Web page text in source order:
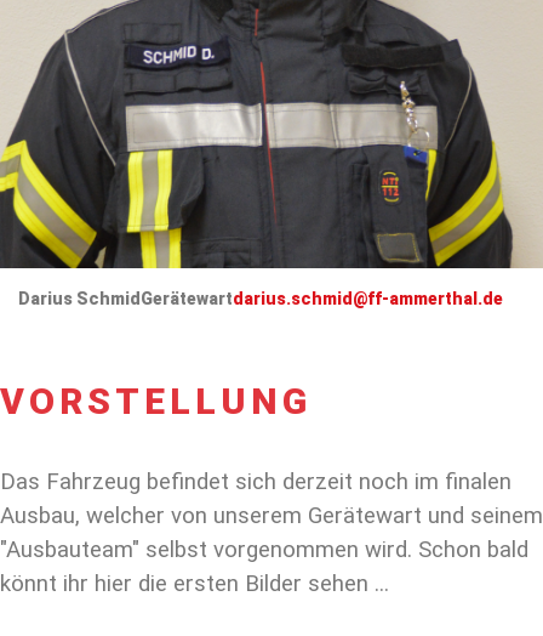
Darius Schmid Gerätewartdarius.schmid@ff-ammerthal.de
VORSTELLUNG
Das Fahrzeug befindet sich derzeit noch im finalen
Ausbau, welcher von unserem Gerätewart und seinem
"Ausbauteam" selbst vorgenommen wird. Schon bald
könnt ihr hier die ersten Bilder sehen ...